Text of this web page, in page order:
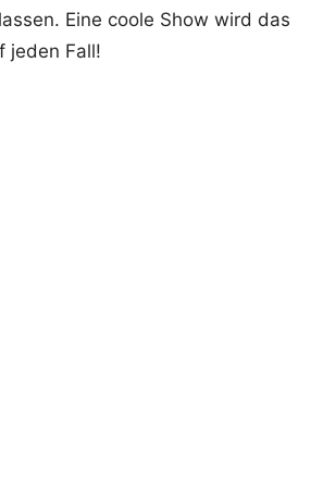
Eine coole Show wird das
jeden Fall!